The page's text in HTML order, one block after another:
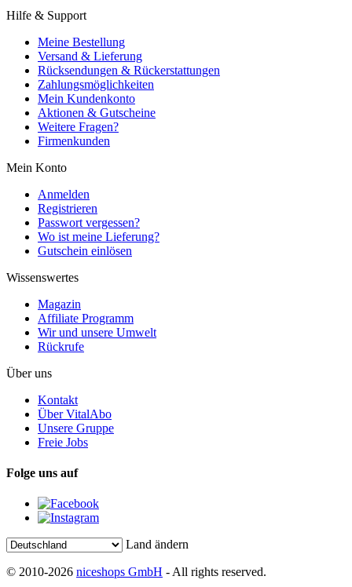
Hilfe & Support
Meine Bestellung
Versand & Lieferung
Rücksendungen & Rückerstattungen
Zahlungsmöglichkeiten
Mein Kundenkonto
Aktionen & Gutscheine
Weitere Fragen?
Firmenkunden
Mein Konto
Anmelden
Registrieren
Passwort vergessen?
Wo ist meine Lieferung?
Gutschein einlösen
Wissenswertes
Magazin
Affiliate Programm
Wir und unsere Umwelt
Rückrufe
Über uns
Kontakt
Über VitalAbo
Unsere Gruppe
Freie Jobs
Folge uns auf
Land ändern
© 2010-2026 niceshops GmbH - All rights reserved.